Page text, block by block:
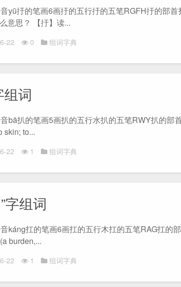
yū扜的笔画6画扜的五行扜的五笔RGFH扜的部首
意思？ 【扜】读...
22 0 组词字典
组词
bā扒的笔画5画扒的五行水扒的五笔RWY扒的部
skin; to...
22 1 组词字典
字组词
káng扛的笔画6画扛的五行木扛的五笔RAG扛的
burden,...
22 1 组词字典